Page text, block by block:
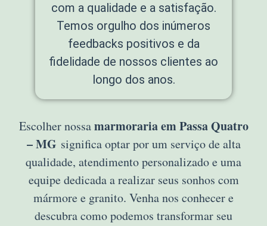
com a qualidade e a satisfação.
Temos orgulho dos inúmeros
feedbacks positivos e da
fidelidade de nossos clientes ao
longo dos anos.
Escolher nossamarmoraria em Passa Quatro
– MG significa optar por um serviço de alta
qualidade, atendimento personalizado e uma
equipe dedicada a realizar seus sonhos com
mármore e granito. Venha nos conhecer e
descubra como podemos transformar seu